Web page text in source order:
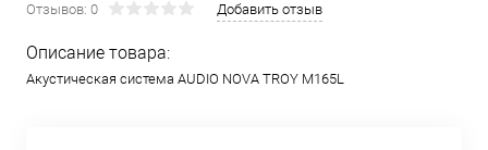
Отзывов: 0 Добавить отзыв
Описание товара:
Акустическая система AUDIO NOVA TROY M165L